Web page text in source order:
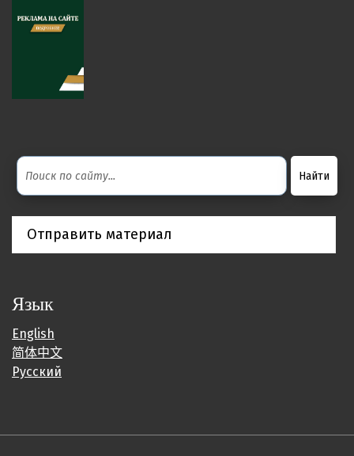
Отправить материал
Язык
English
简体中文
Русский